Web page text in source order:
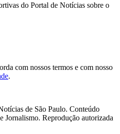
do Portal de Notícias sobre o
com nossos termos e com nosso
.
de São Paulo. Conteúdo
Jornalismo. Reprodução autorizada